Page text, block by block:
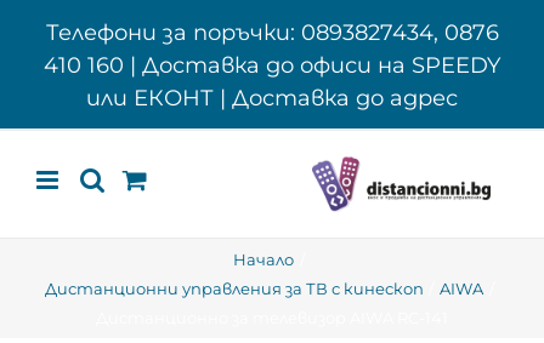
Телефони за поръчки: 0893827434, 0876
410 160 | Доставка до офиси на SPEEDY
или ЕКОНТ | Доставка до адрес
Начало
Дистанционни управления за ТВ с кинескоп
AIWA